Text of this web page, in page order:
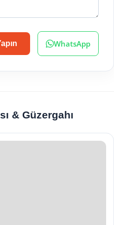
WhatsApp
& Güzergahı